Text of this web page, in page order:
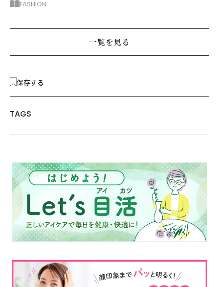
部屋着に見えないコツ
FASHION
一覧を見る
保存する
TAGS